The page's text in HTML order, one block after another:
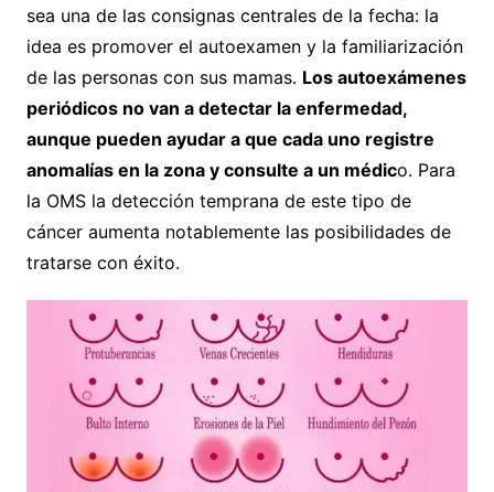
sea una de las consignas centrales de la fecha: la
idea es promover el autoexamen y la familiarización
de las personas con sus mamas. Los autoexámenes
periódicos no van a detectar la enfermedad,
aunque pueden ayudar a que cada uno registre
anomalías en la zona y consulte a un médico. Para
la OMS la detección temprana de este tipo de
cáncer aumenta notablemente las posibilidades de
tratarse con éxito.